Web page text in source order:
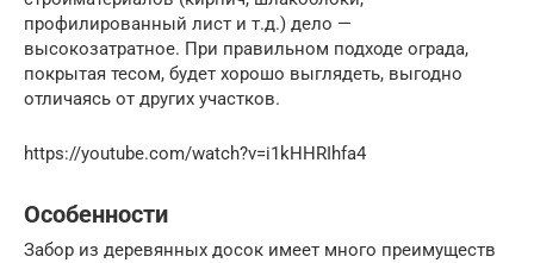
профилированный лист и т.д.) дело —
высокозатратное. При правильном подходе ограда,
покрытая тесом, будет хорошо выглядеть, выгодно
отличаясь от других участков.
https://youtube.com/watch?v=i1kHHRIhfa4
Особенности
Забор из деревянных досок имеет много преимуществ